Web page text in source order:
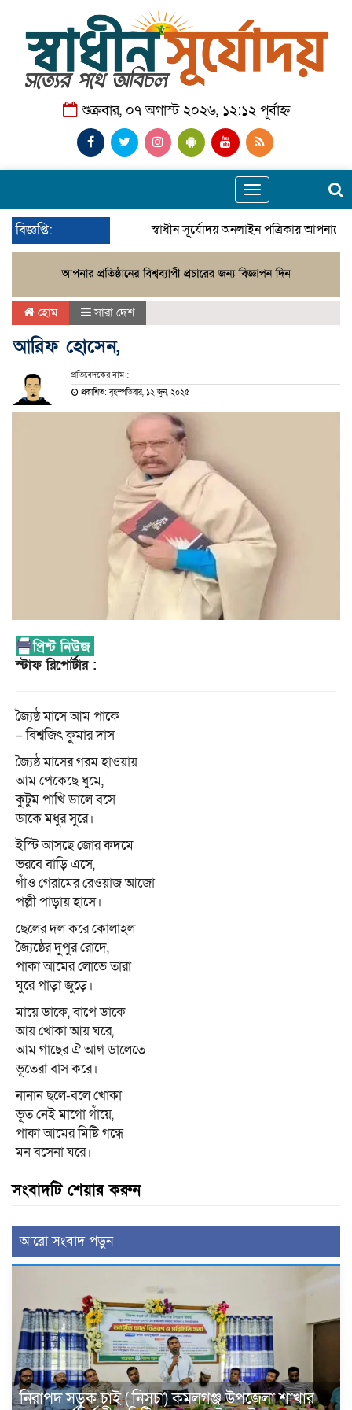
শুক্রবার, ০৭ অগাস্ট ২০২৬, ১২:১২ পূর্বাহ্ন
Toggle
navigation
বিজ্ঞপ্তি: স্বাধীন সূর্যোদয় অনলাইন পত্রিকায় আপনাকে
হোম সারা দেশ
আরিফ হোসেন,
প্রতিবেদকের নাম :
প্রকাশিত: বৃহস্পতিবার, ১২ জুন, ২০২৫
স্টাফ রিপোর্টার :
জ্যৈষ্ঠ মাসে আম পাকে
– বিশ্বজিৎ কুমার দাস
জ্যৈষ্ঠ মাসের গরম হাওয়ায়
আম পেকেছে ধুমে,
কুটুম পাখি ডালে বসে
ডাকে মধুর সুরে।
ইস্টি আসছে জোর কদমে
ভরবে বাড়ি এসে,
গাঁও গেরামের রেওয়াজ আজো
পল্লী পাড়ায় হাসে।
ছেলের দল করে কোলাহল
জ্যৈষ্ঠের দুপুর রোদে,
পাকা আমের লোভে তারা
ঘুরে পাড়া জুড়ে।
মায়ে ডাকে, বাপে ডাকে
আয় খোকা আয় ঘরে,
আম গাছের ঐ আগ ডালেতে
ভূতেরা বাস করে।
নানান ছলে-বলে খোকা
ভূত নেই মাগো গাঁয়ে,
পাকা আমের মিষ্টি গন্ধে
মন বসেনা ঘরে।
সংবাদটি শেয়ার করুন
আরো সংবাদ পড়ুন
নিরাপদ সড়ক চাই ( নিসচা) কমলগঞ্জ উপজেলা শাখার